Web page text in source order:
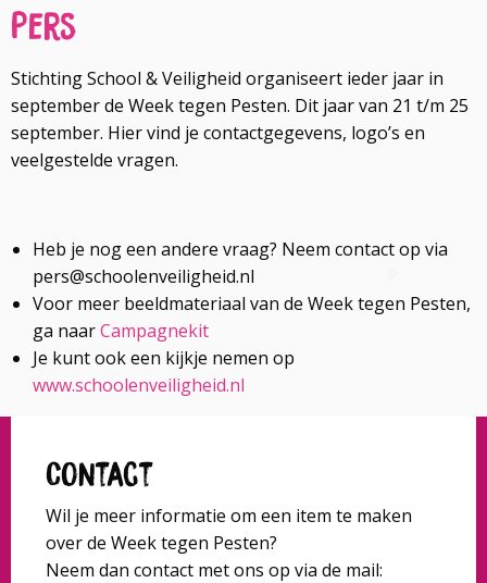
Pers
Stichting School & Veiligheid organiseert ieder jaar in
september de Week tegen Pesten. Dit jaar van 21 t/m 25
september. Hier vind je contactgegevens, logo’s en
veelgestelde vragen.
Heb je nog een andere vraag? Neem contact op via
pers@schoolenveiligheid.nl
Voor meer beeldmateriaal van de Week tegen Pesten,
ga naarCampagnekit
Je kunt ook een kijkje nemen op
www.schoolenveiligheid.nl
Contact
Wil je meer informatie om een item te maken
over de Week tegen Pesten?
Neem dan contact met ons op via de mail: